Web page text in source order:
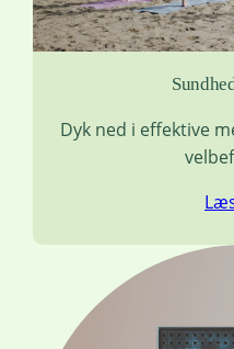
Dyk ned i effektive